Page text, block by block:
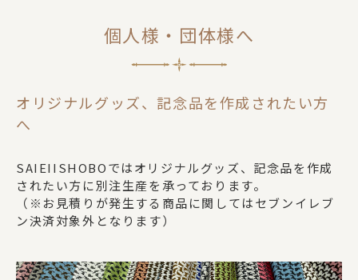
DOGS
CATS
カテゴリー
個人様・団体様へ
オリジナルグッズ、記念品を作成されたい方
へ
SAIEIISHOBOではオリジナルグッズ、記念品を作成
されたい方に別注生産を承っております。
（※お見積りが発生する商品に関してはセブンイレブ
ン決済対象外となります）